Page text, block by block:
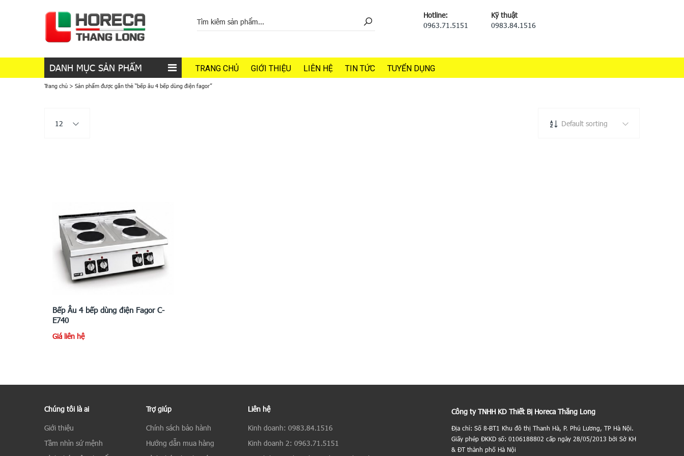
Hotline:
0963.71.5151
Kỹ thuật
0983.84.1516
DANH MỤC SẢN PHẨM TRANG CHỦ GIỚI THIỆU LIÊN HỆ TIN TỨC TUYỂN DỤNG
Trang chủ > Sản phẩm được gắn thẻ “bếp âu 4 bếp dùng điện fagor”
12 Default sorting
Bếp Âu 4 bếp dùng điện Fagor C-
E740
Giá liên hệ
Chúng tôi là ai
Giới thiệu
Tầm nhìn sứ mệnh
Trợ giúp
Chính sách bảo hành
Hướng dẫn mua hàng
Liên hệ
Kinh doanh: 0983.84.1516
Kinh doanh 2: 0963.71.5151
Công ty TNHH KD Thiết Bị Horeca Thăng Long
Địa chỉ: Số 8-BT1 Khu đô thị Thanh Hà, P. Phú Lương, TP Hà Nội.
Giấy phép ĐKKD số: 0106188802 cấp ngày 28/05/2013 bởi Sở KH
& ĐT thành phố Hà Nội